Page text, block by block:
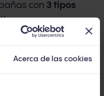
Acerca de las cookies
con 3 tipos
:
banners que
superiores,
páginas web.